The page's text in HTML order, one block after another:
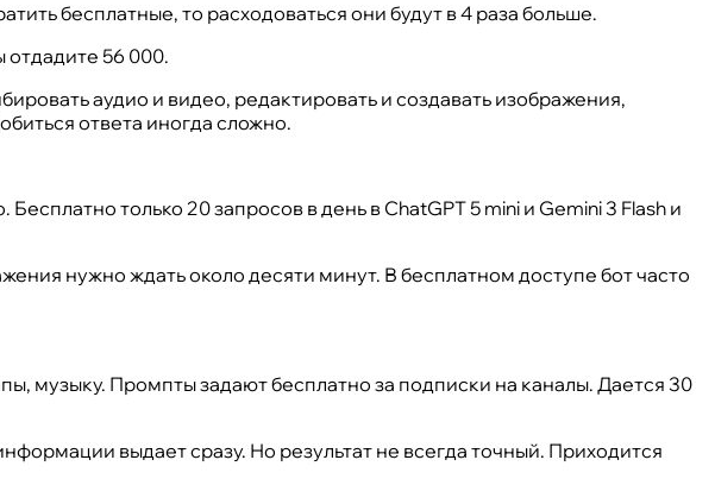
бесплатные, то расходоваться они будут в 4 раза больше.
отдадите 56 000.
аудио и видео, редактировать и создавать изображения,
ответа иногда сложно.
только 20 запросов в день в ChatGPT 5 mini и Gemini 3 Flash и
нужно ждать около десяти минут. В бесплатном доступе бот часто
музыку. Промпты задают бесплатно за подписки на каналы. Дается 30
выдает сразу. Но результат не всегда точный. Приходится